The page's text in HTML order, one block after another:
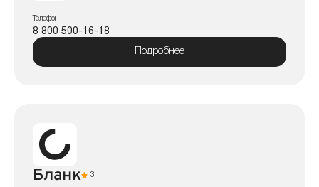
Телефон
8 800 500-16-18
Подробнее
Бланк 3